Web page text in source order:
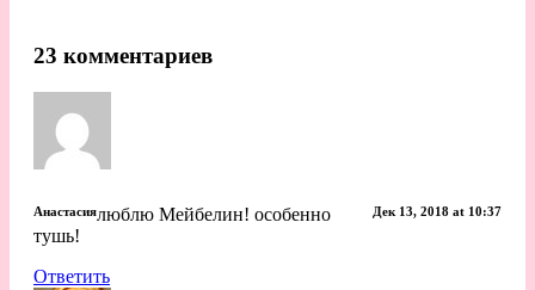
23 комментариев
Анастасия Дек 13, 2018 at 10:37
люблю Мейбелин! особенно
тушь!
Ответить